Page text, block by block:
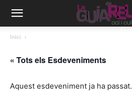
Inici
« Tots els Esdeveniments
Aquest esdeveniment ja ha passat.